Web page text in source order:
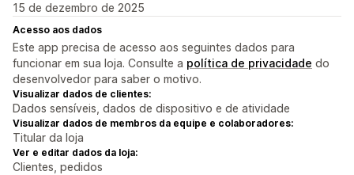
15 de dezembro de 2025
Acesso aos dados
Este app precisa de acesso aos seguintes dados para
funcionar em sua loja. Consulte a política de privacidade do
desenvolvedor para saber o motivo.
Visualizar dados de clientes:
Dados sensíveis, dados de dispositivo e de atividade
Visualizar dados de membros da equipe e colaboradores:
Titular da loja
Ver e editar dados da loja:
Clientes, pedidos